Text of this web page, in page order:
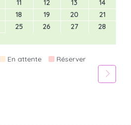
11 12 13
14
18 19 20
21
25 26 27
28
En attente Réserver